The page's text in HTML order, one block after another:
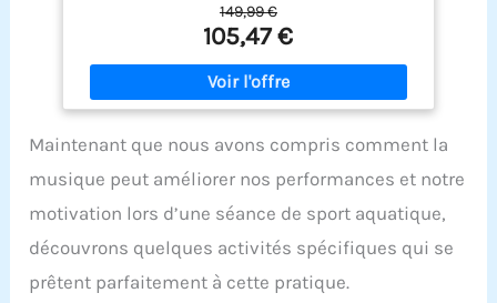
utilisation en intérieur comme en extérieur Un
son puissant : Profitez de basses percutantes et
d’aigus cristallins grâce au nouveau design dôme
; l'IA Sound Boost optimise les performances
acoustiques pour un son clair et sans distorsion
jusqu’à 1 mètre, emmenez-la sous la douche ou
jamais Emportez-la partout : Des fêtes sur la plage
aux soirées cosy, la JBL Flip 7 transforme chaque
moment en expérience inoubliable ; boostez votre
son en la connectant à plusieurs enceintes
compatibles Auracast Personnalisable et portable
: Le système PushLock propose des accessoires
149,99 €
105,47 €
Maintenant que nous avons compris comment la
musique peut améliorer nos performances et notre
motivation lors d’une séance de sport aquatique,
découvrons quelques activités spécifiques qui se
prêtent parfaitement à cette pratique.